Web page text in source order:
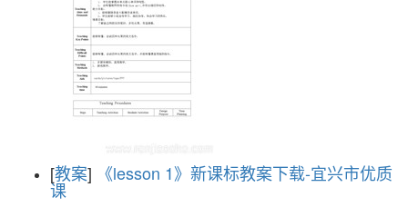
[教案] 《lesson 1》新课标教案下载-宜兴市优质
课